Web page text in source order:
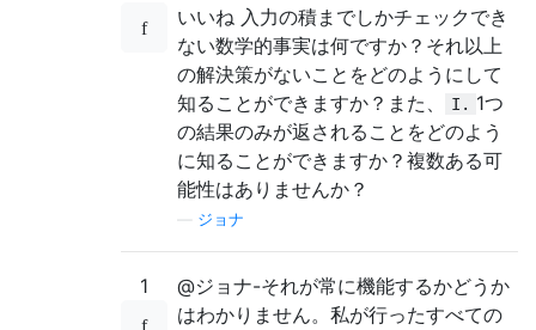
いいね 入力の積までしかチェックでき
ない数学的事実は何ですか？それ以上
の解決策がないことをどのようにして
知ることができますか？また、
I. 1つ
の結果のみが返されることをどのよう
に知ることができますか？複数ある可
能性はありませんか？
ジョナ
1
@ジョナ-それが常に機能するかどうか
はわかりません。私が行ったすべての